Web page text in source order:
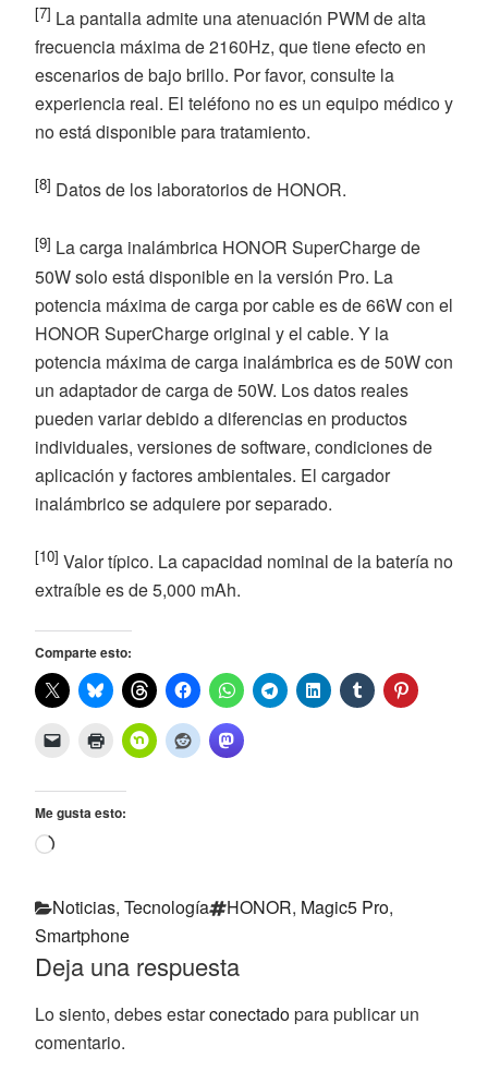
[7] La pantalla admite una atenuación PWM de alta
frecuencia máxima de 2160Hz, que tiene efecto en
escenarios de bajo brillo. Por favor, consulte la
experiencia real. El teléfono no es un equipo médico y
no está disponible para tratamiento.
[8] Datos de los laboratorios de HONOR.
[9] La carga inalámbrica HONOR SuperCharge de
50W solo está disponible en la versión Pro. La
potencia máxima de carga por cable es de 66W con el
HONOR SuperCharge original y el cable. Y la
potencia máxima de carga inalámbrica es de 50W con
un adaptador de carga de 50W. Los datos reales
pueden variar debido a diferencias en productos
individuales, versiones de software, condiciones de
aplicación y factores ambientales. El cargador
inalámbrico se adquiere por separado.
[10] Valor típico. La capacidad nominal de la batería no
extraíble es de 5,000 mAh.
Comparte esto:
Me gusta esto:
Cargando...
Categorías
Noticias, Tecnología Etiquetas
HONOR, Magic5 Pro,
Smartphone
Deja una respuesta
Lo siento, debes estarconectadopara publicar un
comentario.